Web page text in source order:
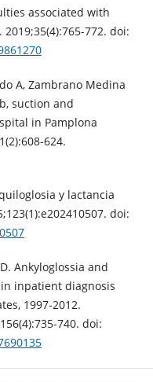
associated with
772. doi:
A, Zambrano Medina
suction and
in Pamplona
624.
y lactancia
doi:
Ankyloglossia and
inpatient diagnosis
1997-2012.
740. doi: